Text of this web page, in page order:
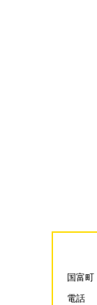
国富町
電話